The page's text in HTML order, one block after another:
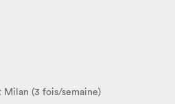
Milan (3 fois/semaine)